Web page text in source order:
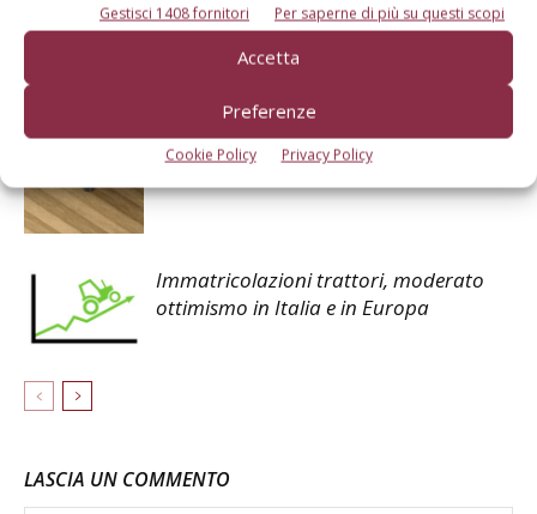
Gestisci 1408 fornitori Per saperne di più su questi scopi
Accetta
Preferenze
Cookie Policy Privacy Policy
Grande festa per il raduno 2026 Fendt
Aumento cavalli: corsa senza freni?
Immatricolazioni trattori, moderato
ottimismo in Italia e in Europa
LASCIA UN COMMENTO